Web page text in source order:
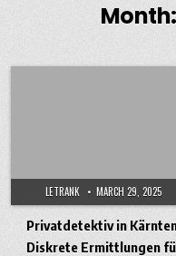
Month:
LETRANK MARCH 29, 2025
Privatdetektiv in
Diskrete Ermittlungen